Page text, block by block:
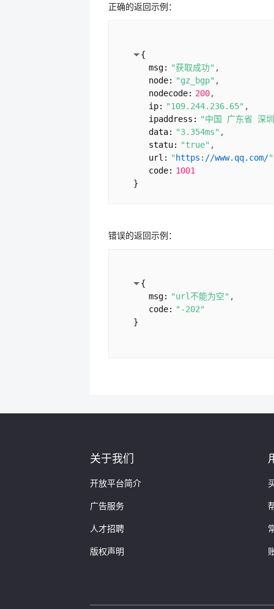
正确的返回示例：
{
msg: "获取成功"
node: "gz_bgp"
nodecode: 200
ip: "109.244.236.65"
ipaddress: "中国 广东省 深
data: "3.354ms"
statu: "true"
url: "https://www.qq.com/"
code: 1001
}
错误的返回示例：
{
msg: "url不能为空"
code: "-202"
}
关于我们
开放平台简介
广告服务
人才招聘
版权声明